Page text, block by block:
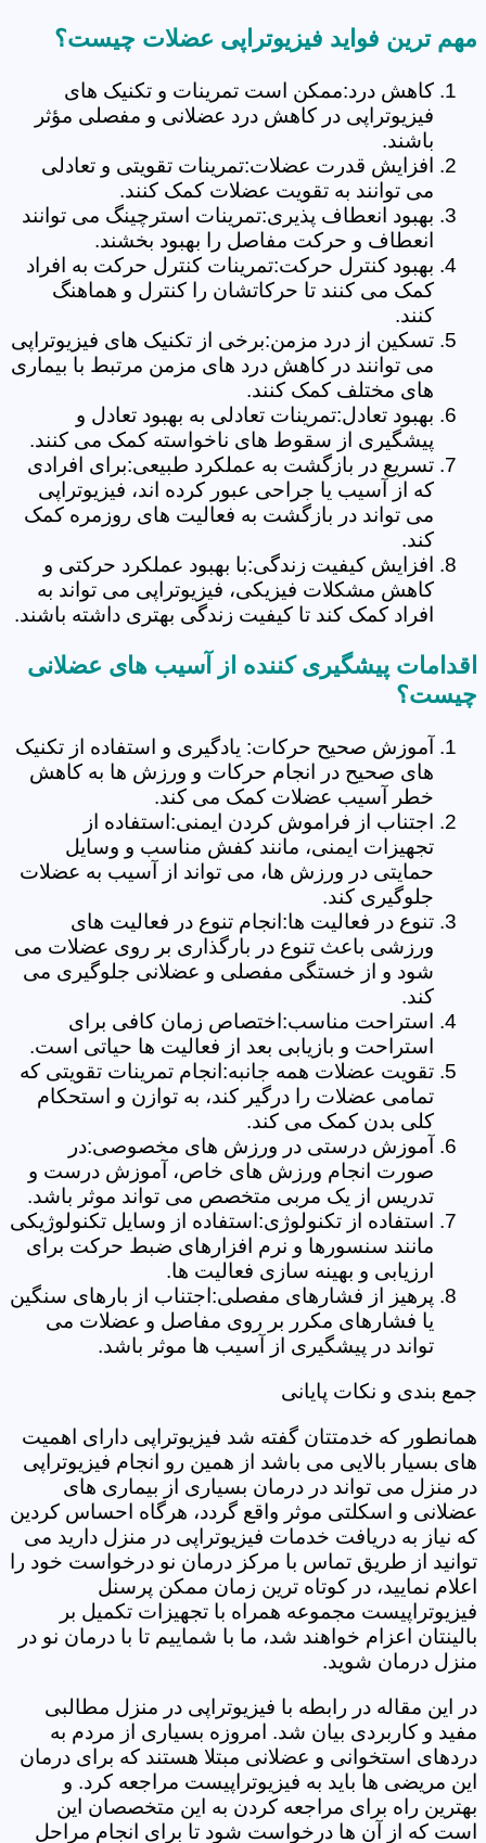
مهم ترین فواید فیزیوتراپی عضلات چیست؟
کاهش درد:ممکن است تمرینات و تکنیک های
فیزیوتراپی در کاهش درد عضلانی و مفصلی مؤثر
باشند.
افزایش قدرت عضلات:تمرینات تقویتی و تعادلی
می توانند به تقویت عضلات کمک کنند.
بهبود انعطاف پذیری:تمرینات استرچینگ می توانند
انعطاف و حرکت مفاصل را بهبود بخشند.
بهبود کنترل حرکت:تمرینات کنترل حرکت به افراد
کمک می کنند تا حرکاتشان را کنترل و هماهنگ
کنند.
تسکین از درد مزمن:برخی از تکنیک های فیزیوتراپی
می توانند در کاهش درد های مزمن مرتبط با بیماری
های مختلف کمک کنند.
بهبود تعادل:تمرینات تعادلی به بهبود تعادل و
پیشگیری از سقوط های ناخواسته کمک می کنند.
تسریع در بازگشت به عملکرد طبیعی:برای افرادی
که از آسیب یا جراحی عبور کرده اند، فیزیوتراپی
می تواند در بازگشت به فعالیت های روزمره کمک
کند.
افزایش کیفیت زندگی:با بهبود عملکرد حرکتی و
کاهش مشکلات فیزیکی، فیزیوتراپی می تواند به
افراد کمک کند تا کیفیت زندگی بهتری داشته باشند.
اقدامات پیشگیری کننده از آسیب های عضلانی
چیست؟
آموزش صحیح حرکات: یادگیری و استفاده از تکنیک
های صحیح در انجام حرکات و ورزش ها به کاهش
خطر آسیب عضلات کمک می کند.
اجتناب از فراموش کردن ایمنی:استفاده از
تجهیزات ایمنی، مانند کفش مناسب و وسایل
حمایتی در ورزش ها، می تواند از آسیب به عضلات
جلوگیری کند.
تنوع در فعالیت ها:انجام تنوع در فعالیت های
ورزشی باعث تنوع در بارگذاری بر روی عضلات می
شود و از خستگی مفصلی و عضلانی جلوگیری می
کند.
استراحت مناسب:اختصاص زمان کافی برای
استراحت و بازیابی بعد از فعالیت ها حیاتی است.
تقویت عضلات همه جانبه:انجام تمرینات تقویتی که
تمامی عضلات را درگیر کند، به توازن و استحکام
کلی بدن کمک می کند.
آموزش درستی در ورزش های مخصوصی:در
صورت انجام ورزش های خاص، آموزش درست و
تدریس از یک مربی متخصص می تواند موثر باشد.
استفاده از تکنولوژی:استفاده از وسایل تکنولوژیکی
مانند سنسورها و نرم افزارهای ضبط حرکت برای
ارزیابی و بهینه سازی فعالیت ها.
پرهیز از فشارهای مفصلی:اجتناب از بارهای سنگین
یا فشارهای مکرر بر روی مفاصل و عضلات می
تواند در پیشگیری از آسیب ها موثر باشد.
جمع بندی و نکات پایانی
همانطور که خدمتتان گفته شد فیزیوتراپی دارای اهمیت
های بسیار بالایی می باشد از همین رو انجام فیزیوتراپی
در منزل می تواند در درمان بسیاری از بیماری های
عضلانی و اسکلتی موثر واقع گردد، هرگاه احساس کردین
که نیاز به دریافت خدمات فیزیوتراپی در منزل دارید می
توانید از طریق تماس با مرکز درمان نو درخواست خود را
اعلام نمایید، در کوتاه ترین زمان ممکن پرسنل
فیزیوتراپیست مجموعه همراه با تجهیزات تکمیل بر
بالینتان اعزام خواهند شد، ما با شماییم تا با درمان نو در
منزل درمان شوید.
در این مقاله در رابطه با فیزیوتراپی در منزل مطالبی
مفید و کاربردی بیان شد. امروزه بسیاری از مردم به
دردهای استخوانی و عضلانی مبتلا هستند که برای درمان
این مریضی ها باید به فیزیوتراپیست مراجعه کرد. و
بهترین راه برای مراجعه کردن به این متخصصان این
است که از آن ها درخواست شود تا برای انجام مراحل